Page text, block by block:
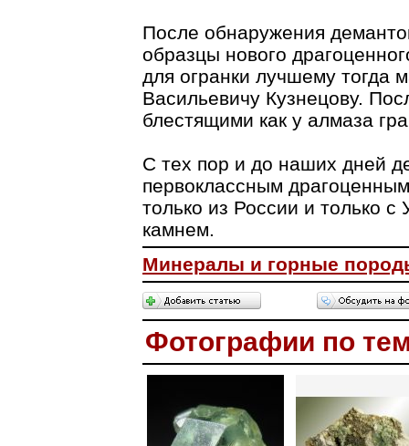
После обнаружения
образцы нового
для огранки лучшему тогда
Васильевичу Кузнецову.
блестящими как у алмаза
С тех пор и до наших дней
первоклассным
только из России и только с
камнем.
Минералы и горные
Фотографии по